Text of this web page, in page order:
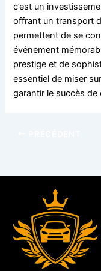
c’est un
offrant un transport
permettent de se
événement
prestige et de
essentiel de miser
garantir le succès